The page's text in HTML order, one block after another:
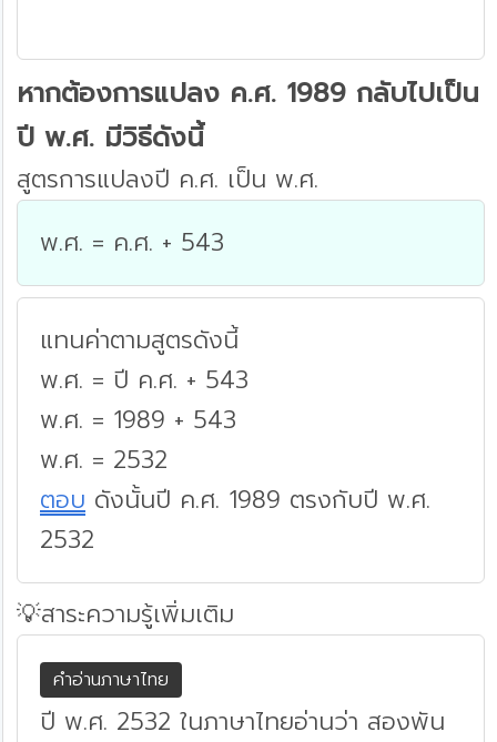
หากต้องการแปลง ค.ศ. 1989 กลับไปเป็น
ปี พ.ศ. มีวิธีดังนี้
สูตรการแปลงปี ค.ศ. เป็น พ.ศ.
พ.ศ. = ค.ศ. + 543
แทนค่าตามสูตรดังนี้
พ.ศ. = ปี ค.ศ. + 543
พ.ศ. = 1989 + 543
พ.ศ. = 2532
ตอบ ดังนั้นปี ค.ศ. 1989 ตรงกับปี พ.ศ.
2532
💡สาระความรู้เพิ่มเติม
คำอ่านภาษาไทย
ปี พ.ศ. 2532 ในภาษาไทยอ่านว่า สองพัน